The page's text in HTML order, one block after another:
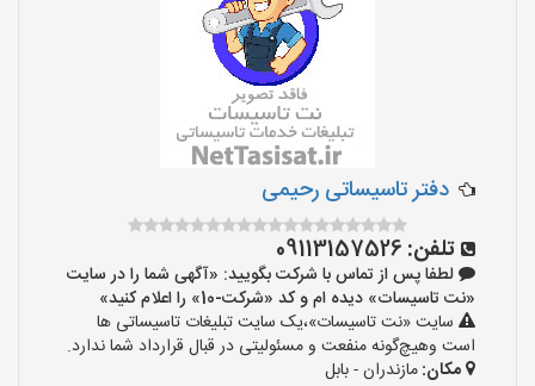
دفتر تاسیساتی رحیمی
تلفن: 09113157526
لطفا پس از تماس با شرکت بگویید: «آگهی شما را در سایت
«نت تاسیسات» دیده ام و کد «شرکت-10» را اعلام کنید»
سایت «نت تاسیسات»،یک سایت تبلیغات تاسیساتی ها
است وهیچ‌گونه منفعت و مسئولیتی در قبال قرارداد شما ندارد.
مکان:مازندران - بابل